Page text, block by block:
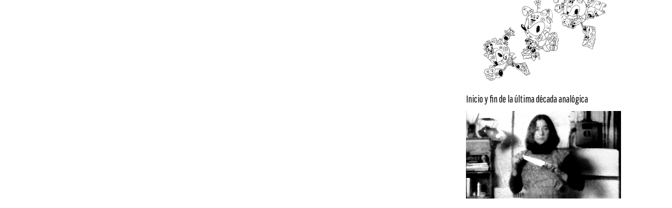
Inicio y fin de la última década analógica